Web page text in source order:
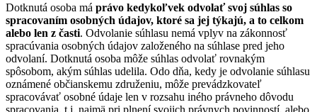
Dotknutá osoba má právo kedykoľvek odvolať svoj súhlas so
spracovaním osobných údajov, ktoré sa jej týkajú, a to celkom
alebo len z časti. Odvolanie súhlasu nemá vplyv na zákonnosť
spracúvania osobných údajov založeného na súhlase pred jeho
odvolaní. Dotknutá osoba môže súhlas odvolať rovnakým
spôsobom, akým súhlas udelila. Odo dňa, kedy je odvolanie súhlasu
oznámené občianskemu združeniu, môže prevádzkovateľ
spracovávať osobné údaje len v rozsahu iného právneho dôvodu
spracovania, t.j. najmä pri plnení svojich právnych povinností, alebo